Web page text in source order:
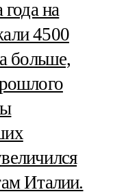
на
4500
больше,
Италии.